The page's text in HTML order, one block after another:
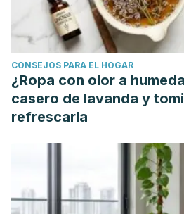
CONSEJOS PARA EL HOGAR
¿Ropa con olor a
casero de lavanda y
refrescarla